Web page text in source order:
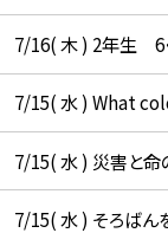
7/16( 木 ) 2年生 6
7/15( 水 ) What
7/15( 水 ) 災害と命
7/15( 水 ) そろばん